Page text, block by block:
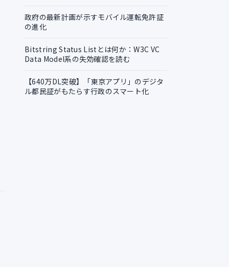
政府の最新計画が示すモバイル運転免許証
の進化
Bitstring Status Listとは何か：W3C VC
Data Model系の失効確認を読む
【640万DL突破】「東京アプリ」のデジタ
ル都民証がもたらす行政のスマート化